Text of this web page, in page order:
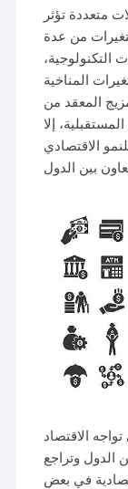
متعددة تؤثر
من عدة
التكنولوجية،
المناخية
المعقد من
إلا
الاقتصادي
الاقتصاد
الدول وتراجع
في بعض